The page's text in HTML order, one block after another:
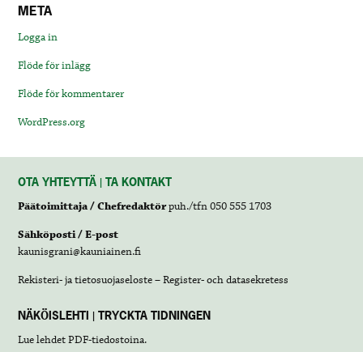
META
Logga in
Flöde för inlägg
Flöde för kommentarer
WordPress.org
OTA YHTEYTTÄ | TA KONTAKT
Päätoimittaja / Chefredaktörpuh./tfn 050 555 1703
Sähköposti / E-post
kaunisgrani@kauniainen.fi
Rekisteri- ja tietosuojaseloste – Register- och datasekretess
NÄKÖISLEHTI | TRYCKTA TIDNINGEN
Lue lehdetPDF-tiedostoina.